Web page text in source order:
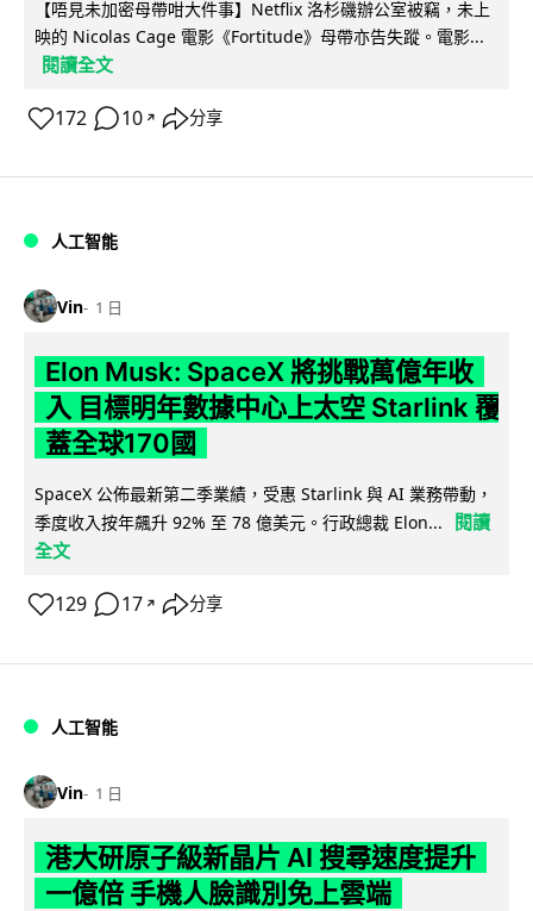
【唔見未加密母帶咁大件事】Netflix 洛杉磯辦公室被竊，未上
映的 Nicolas Cage 電影《Fortitude》母帶亦告失蹤。電影...
閱讀全文
172 10 ↗ 分享
人工智能
Vin 1 日
Elon Musk: SpaceX 將挑戰萬億年收
入 目標明年數據中心上太空 Starlink 覆
蓋全球170國
SpaceX 公佈最新第二季業績，受惠 Starlink 與 AI 業務帶動，
季度收入按年飆升 92% 至 78 億美元。行政總裁 Elon...
閱讀
全文
129 17 ↗ 分享
人工智能
Vin 1 日
港大研原子級新晶片 AI 搜尋速度提升
一億倍 手機人臉識別免上雲端